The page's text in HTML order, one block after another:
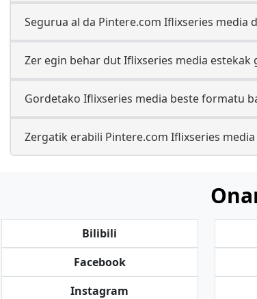
Segurua al da Pintere.com Iflixseries media
Zer egin behar dut Iflixseries media
Gordetako Iflixseries media beste formatu
Zergatik erabili Pintere.com Iflixseries
Bilibili
Facebook
Instagram